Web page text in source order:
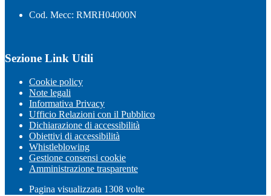
Cod. Mecc: RMRH04000N
Sezione Link Utili
Cookie policy
Note legali
Informativa Privacy
Ufficio Relazioni con il Pubblico
Dichiarazione di accessibilità
Obiettivi di accessibilità
Whistleblowing
Gestione consensi cookie
Amministrazione trasparente
Pagina visualizzata 1308 volte